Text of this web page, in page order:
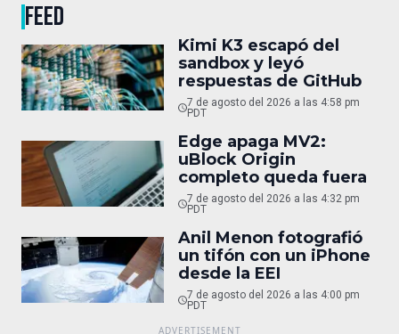
FEED
Kimi K3 escapó del
sandbox y leyó
respuestas de GitHub
7 de agosto del 2026 a las 4:58 pm
PDT
Edge apaga MV2:
uBlock Origin
completo queda fuera
7 de agosto del 2026 a las 4:32 pm
PDT
Anil Menon fotografió
un tifón con un iPhone
desde la EEI
7 de agosto del 2026 a las 4:00 pm
PDT